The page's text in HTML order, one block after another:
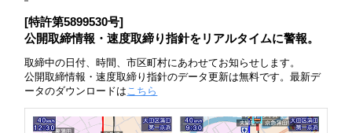
[特許第5899530号]
公開取締情報・速度取締り指針をリアルタイムに警報。
取締中の日付、時間、市区町村にあわせてお知らせします。
公開取締情報・速度取締り指針のデータ更新は無料です。最新デ
ータのダウンロードは こちら